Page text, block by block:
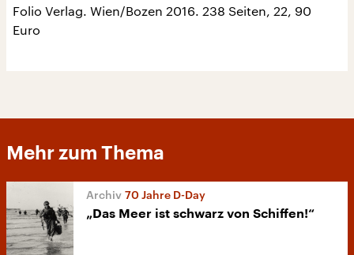
Folio Verlag. Wien/Bozen 2016. 238 Seiten, 22, 90
Euro
Mehr zum Thema
70 Jahre D-Day
„Das Meer ist schwarz von Schiffen!“